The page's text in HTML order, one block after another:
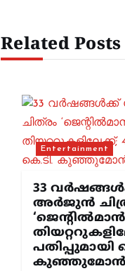
Related Posts
Entertainment
33
അർജുൻ
പതിപ്പുമായി
കുഞ്ഞുമോൻ